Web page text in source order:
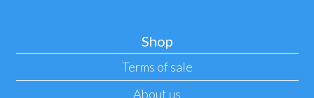
Shop
Terms of sale
About us